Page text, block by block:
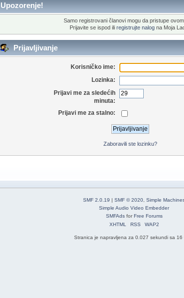
Upozorenje!
Samo registrovani članovi mogu da pristupe
Prijavite se ispod ili registrujte nalog na Moja
Prijavljivanje
Korisničko ime:
Lozinka:
Prijavi me za sledećih
minuta:
Prijavi me za stalno:
Zaboravili ste lozinku?
SMF 2.0.19 | SMF © 2020 Simple
Simple Audio Video Embedder
SMFAdsforFree Forums
XHTML
RSS WAP2
Stranica je napravljena za 0.027 sekundi sa 16